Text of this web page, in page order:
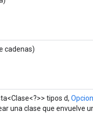
cadenas)
tipos d,
una clase que envuelve